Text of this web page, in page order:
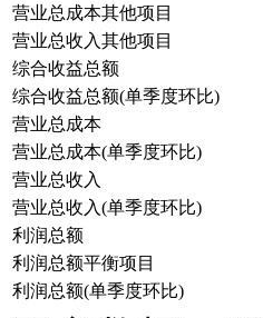
营业总成本其他项目
营业总收入其他项目
综合收益总额
综合收益总额(单季度环比)
营业总成本
营业总成本(单季度环比)
营业总收入
营业总收入(单季度环比)
利润总额
利润总额平衡项目
利润总额(单季度环比)